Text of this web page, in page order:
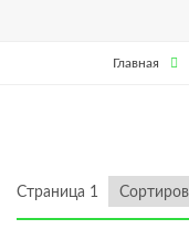
Главная
Страница 1